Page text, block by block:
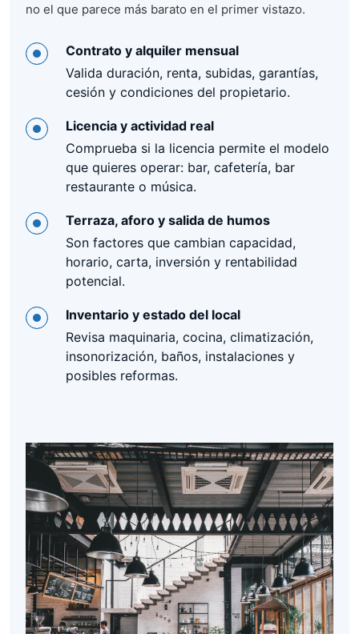
no el que parece más barato en el primer vistazo.
Contrato y alquiler mensual
Valida duración, renta, subidas, garantías,
cesión y condiciones del propietario.
Licencia y actividad real
Comprueba si la licencia permite el modelo
que quieres operar: bar, cafetería, bar
restaurante o música.
Terraza, aforo y salida de humos
Son factores que cambian capacidad,
horario, carta, inversión y rentabilidad
potencial.
Inventario y estado del local
Revisa maquinaria, cocina, climatización,
insonorización, baños, instalaciones y
posibles reformas.